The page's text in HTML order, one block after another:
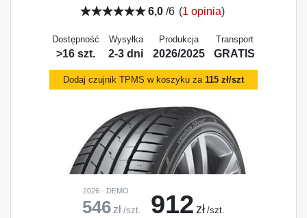
6,0/6 (1 opinia)
Dostępność
>16 szt.
Wysyłka
2-3 dni
Produkcja
2026/2025
Transport
GRATIS
Dodaj czujnik TPMS w koszyku za 115 zł/szt
2026 - DEMO
546 zł /szt. 912 zł /szt.